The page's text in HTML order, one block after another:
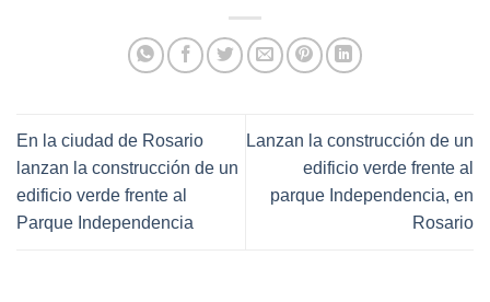
En la ciudad de Rosario
lanzan la construcción de un
edificio verde frente al
Parque Independencia
Lanzan la construcción de un
edificio verde frente al
parque Independencia, en
Rosario